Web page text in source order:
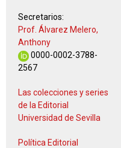
Secretarios:
Prof. Álvarez Melero,
Anthony
0000-0002-3788-
2567
Las colecciones y series
de la Editorial
Universidad de Sevilla
Política Editorial